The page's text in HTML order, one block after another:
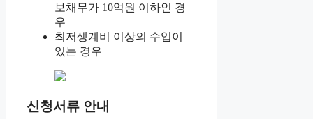
보채무가 10억원 이하인 경
우
최저생계비 이상의 수입이
있는 경우
신청서류 안내